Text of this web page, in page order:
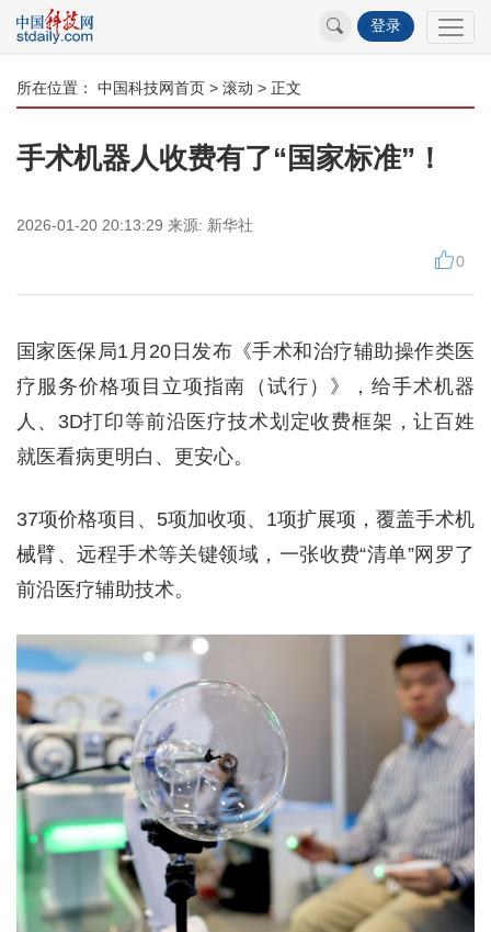
登录
所在位置： 中国科技网首页 > 滚动 > 正文
手术机器人收费有了“国家标准”！
2026-01-20 20:13:29 来源: 新华社
0
国家医保局1月20日发布《手术和治疗辅助操作类医
疗服务价格项目立项指南（试行）》，给手术机器
人、3D打印等前沿医疗技术划定收费框架，让百姓
就医看病更明白、更安心。
37项价格项目、5项加收项、1项扩展项，覆盖手术机
械臂、远程手术等关键领域，一张收费“清单”网罗了
前沿医疗辅助技术。